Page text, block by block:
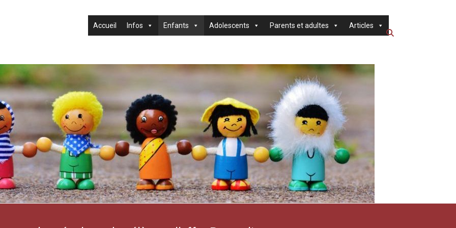
Accueil Infos Enfants Adolescents Parents et adultes Articles